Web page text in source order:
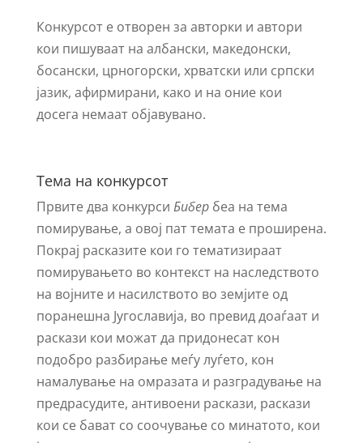
Конкурсот е отворен за авторки и автори
кои пишуваат на албански, македонски,
босански, црногорски, хрватски или српски
јазик, афирмирани, како и на оние кои
досега немаат објавувано.
Тема на конкурсот
Првите два конкурси Бибербеа на тема
помирување, а овој пат темата е проширена.
Покрај расказите кои го тематизираат
помирувањето во контекст на наследството
на војните и насилството во земјите од
поранешна Југославија, во превид доаѓаат и
раскази кои можат да придонесат кон
подобро разбирање меѓу луѓето, кон
намалување на омразата и разградување на
предрасудите, антивоени раскази, раскази
кои се бават со соочување со минатото, кои